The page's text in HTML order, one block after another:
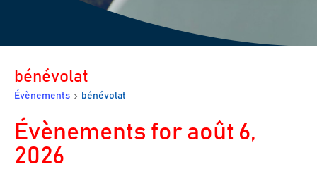
;
bénévolat
Évènements bénévolat
Évènements for août 6,
2026